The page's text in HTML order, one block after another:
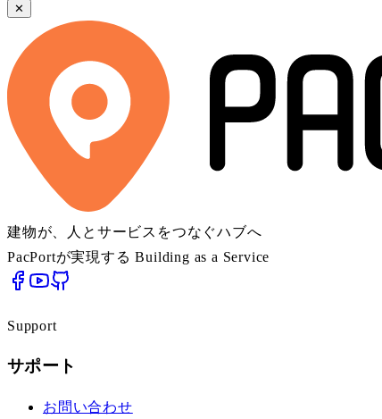
✕
建物が、人とサービスをつなぐハブへ
PacPortが実現する Building as a Service
Support
サポート
お問い合わせ